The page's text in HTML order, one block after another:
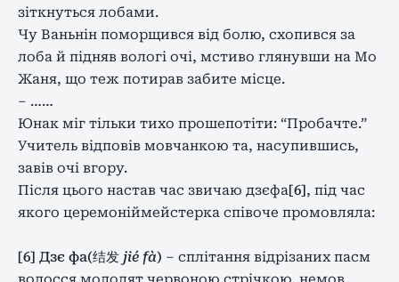
зіткнуться лобами.
Чу Ваньнін поморщився від болю, схопився за
лоба й підняв вологі очі, мстиво глянувши на Мо
Жаня, що теж потирав забите місце.
– ……
Юнак міг тільки тихо прошепотіти: “Пробачте.”
Учитель відповів мовчанкою та, насупившись,
завів очі вгору.
Після цього настав час звичаю дзєфа[6], під час
якого церемоніймейстерка співоче промовляла:
[6] Дзє фа(结发 jié fà) – сплітання відрізаних пасм